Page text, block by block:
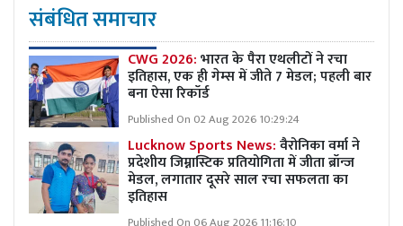
संबंधित समाचार
CWG 2026:भारत के पैरा एथलीटों ने रचा
इतिहास, एक ही गेम्स में जीते 7 मेडल; पहली बार
बना ऐसा रिकॉर्ड
Published On 02 Aug 2026 10:29:24
Lucknow Sports News:वैरोनिका वर्मा ने
प्रदेशीय जिम्नास्टिक प्रतियोगिता में जीता ब्रॉन्ज
मेडल, लगातार दूसरे साल रचा सफलता का
इतिहास